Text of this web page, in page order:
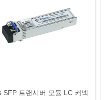
SFP 트랜시버 모듈 LC 커넥